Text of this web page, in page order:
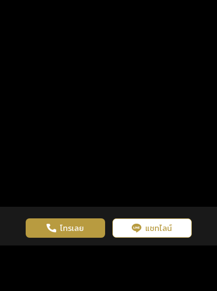
โทรเลย แชทไลน์
เว็บไซต์นี้มีการใช้งานคุกกี้ เพื่อเพิ่มประสิทธิภาพและประสบการณ์ที่ดี
ในการใช้งานเว็บไซต์ นโยบายความเป็นส่วนตัว
รู้ก่อน พร้อมกว่า ทุกจังหวะชีวิต คลิกดูดวงฟรี